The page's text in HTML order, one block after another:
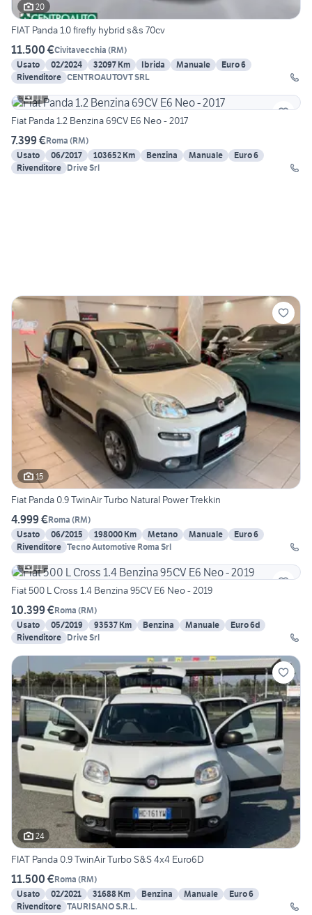
20
FIAT Panda 1.0 firefly hybrid s&s 70cv
11.500 €Civitavecchia (RM)
Usato
02/2024 32097 Km Ibrida Manuale
Euro 6
Rivenditore CENTROAUTOVT SRL
11
Fiat Panda 1.2 Benzina 69CV E6 Neo - 2017
7.399 €Roma (RM)
Usato
06/2017 103652 Km Benzina Manuale
Euro 6
Rivenditore Drive Srl
15
Fiat Panda 0.9 TwinAir Turbo Natural Power Trekkin
4.999 €Roma (RM)
Usato
06/2015 198000 Km Metano Manuale
Euro 6
Rivenditore Tecno Automotive Roma Srl
11
Fiat 500 L Cross 1.4 Benzina 95CV E6 Neo - 2019
10.399 €Roma (RM)
Usato
05/2019 93537 Km Benzina Manuale
Euro 6d
Rivenditore Drive Srl
24
FIAT Panda 0.9 TwinAir Turbo S&S 4x4 Euro6D
11.500 €Roma (RM)
Usato
02/2021 31688 Km Benzina Manuale
Euro 6
Rivenditore TAURISANO S.R.L.